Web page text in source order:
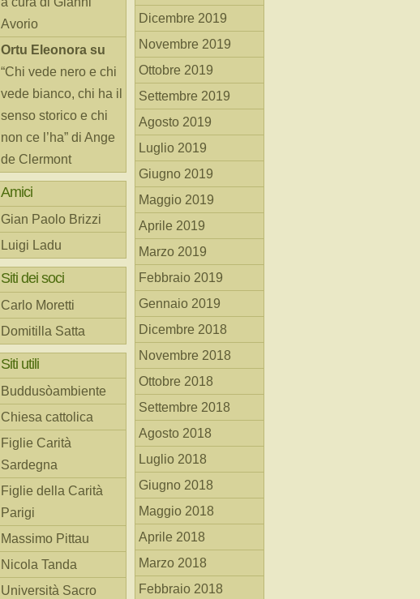
Avorio
Ortu Eleonora su
“Chi vede nero e chi
vede bianco, chi ha il
senso storico e chi
non ce l’ha” di Ange
de Clermont
Amici
Gian Paolo Brizzi
Luigi Ladu
Siti dei soci
Carlo Moretti
Domitilla Satta
Siti utili
Buddusòambiente
Chiesa cattolica
Figlie Carità
Sardegna
Figlie della Carità
Parigi
Massimo Pittau
Nicola Tanda
Università Sacro
Dicembre 2019
Novembre 2019
Ottobre 2019
Settembre 2019
Agosto 2019
Luglio 2019
Giugno 2019
Maggio 2019
Aprile 2019
Marzo 2019
Febbraio 2019
Gennaio 2019
Dicembre 2018
Novembre 2018
Ottobre 2018
Settembre 2018
Agosto 2018
Luglio 2018
Giugno 2018
Maggio 2018
Aprile 2018
Marzo 2018
Febbraio 2018